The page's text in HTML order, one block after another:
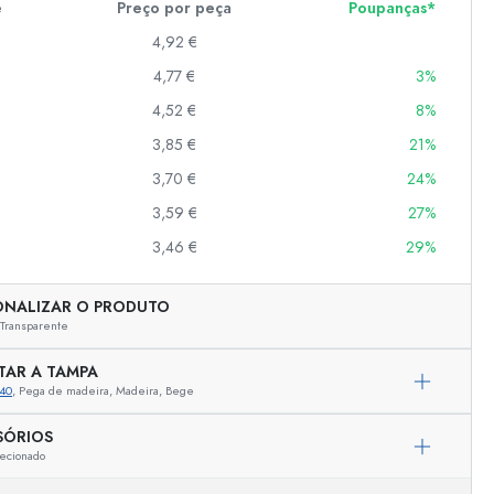
Preço por peça
Poupanças*
4,92 €
4,77 €
3%
4,52 €
8%
3,85 €
21%
3,70 €
24%
3,59 €
27%
3,46 € 29%
O PRODUTO
Transparente
A TAMPA
, Pega de madeira, Madeira, Bege